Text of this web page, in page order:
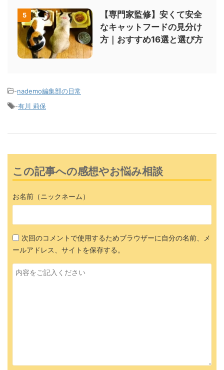
5
【専門家監修】安くて安全
なキャットフードの見分け
方｜おすすめ16選と選び方
-nademo編集部の日常
-有川 莉保
この記事への感想やお悩み相談
お名前（ニックネーム）
次回のコメントで使用するためブラウザーに自分の名前、メ
ールアドレス、サイトを保存する。